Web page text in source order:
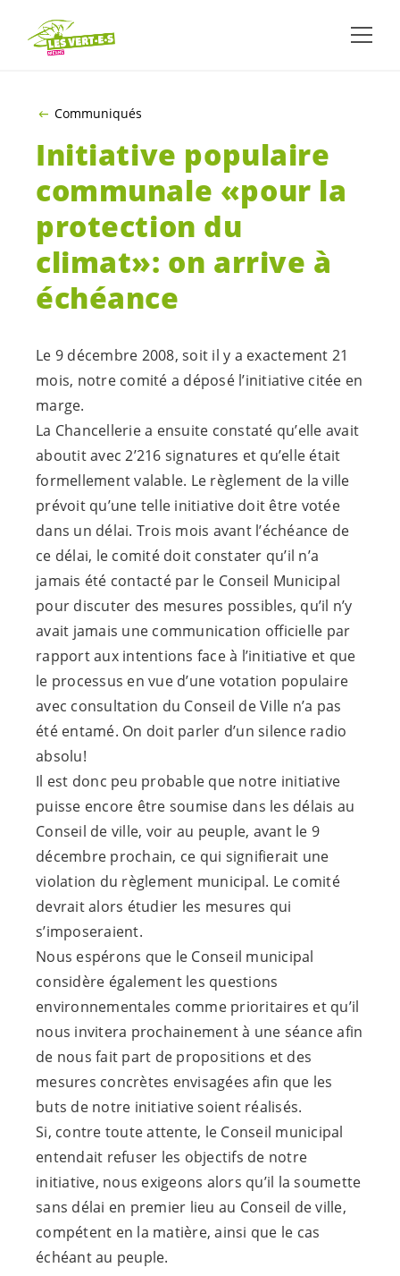
Communiqués
Initiative populaire
communale «pour la
protection du
climat»: on arrive à
échéance
Le 9 décembre 2008, soit il y a exactement 21
mois, notre comité a déposé l’initiative citée en
marge.
La Chancellerie a ensuite constaté qu’elle avait
aboutit avec 2’216 signatures et qu’elle était
formellement valable. Le règlement de la ville
prévoit qu’une telle initiative doit être votée
dans un délai. Trois mois avant l’échéance de
ce délai, le comité doit constater qu’il n’a
jamais été contacté par le Conseil Municipal
pour discuter des mesures possibles, qu’il n’y
avait jamais une communication officielle par
rapport aux intentions face à l’initiative et que
le processus en vue d’une votation populaire
avec consultation du Conseil de Ville n’a pas
été entamé. On doit parler d’un silence radio
absolu!
Il est donc peu probable que notre initiative
puisse encore être soumise dans les délais au
Conseil de ville, voir au peuple, avant le 9
décembre prochain, ce qui signifierait une
violation du règlement municipal. Le comité
devrait alors étudier les mesures qui
s’imposeraient.
Nous espérons que le Conseil municipal
considère également les questions
environnementales comme prioritaires et qu’il
nous invitera prochainement à une séance afin
de nous fait part de propositions et des
mesures concrètes envisagées afin que les
buts de notre initiative soient réalisés.
Si, contre toute attente, le Conseil municipal
entendait refuser les objectifs de notre
initiative, nous exigeons alors qu’il la soumette
sans délai en premier lieu au Conseil de ville,
compétent en la matière, ainsi que le cas
échéant au peuple.